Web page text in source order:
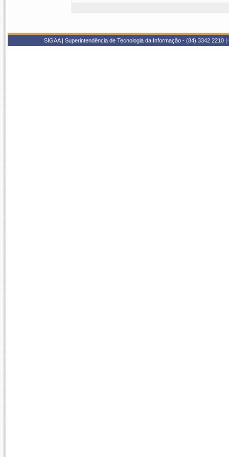
SIGAA | Superintendência de Tecnologia da Informação - (84) 3342